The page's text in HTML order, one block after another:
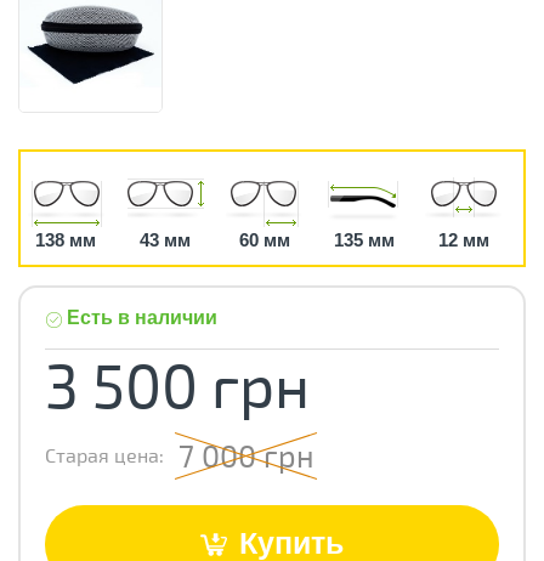
138 мм 43 мм 60 мм 135 мм 12 мм
Есть в наличии
3 500 грн
Старая цена: 7 000 грн
Купить